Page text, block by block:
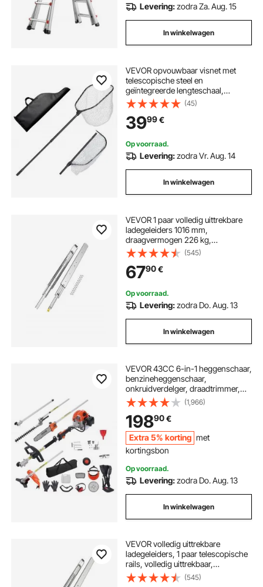
Levering:zodra Za. Aug. 15
In winkelwagen
VEVOR opvouwbaar visnet met
telescopische steel en
geïntegreerde lengteschaal,
schepnet gemaakt van 6063
aluminiumlegering en zacht
siliconennet, totale lengte 193 cm,
voor kajak, boot en oever
(45)
3999€
Op voorraad.
Levering:zodra Vr. Aug. 14
In winkelwagen
VEVOR 1 paar volledig uittrekbare
ladegeleiders 1016 mm,
draagvermogen 226 kg,
ladegeleiders, kogellagers met slot,
zijdelings gemonteerde
telescopische geleiders voor
planken, kasten, industriële lades
(545)
6790€
Op voorraad.
Levering:zodra Do. Aug. 13
In winkelwagen
VEVOR 43CC 6-in-1 heggenschaar,
benzineheggenschaar,
onkruidverdelger, draadtrimmer,
bosmaaier, kantenmaaier,
stoksnoeischaar, kettingzaag,
snoeizaag met verlengstok
(1,966)
19890€
Extra 5% korting met
kortingsbon
Op voorraad.
Levering:zodra Do. Aug. 13
In winkelwagen
VEVOR volledig uittrekbare
ladegeleiders, 1 paar telescopische
rails, volledig uittrekbaar,
ladegeleider van 1524 mm,
draagvermogen van 226,8 kg,
(545)